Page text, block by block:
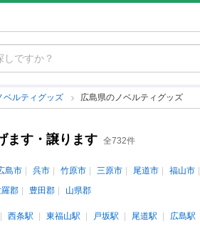
ベルティグッズ 広島県のノベルティグッズ
ます・譲ります 全732件
島市 呉市 竹原市 三原市 尾道市 福山市
郡 豊田郡 山県郡
西条駅 東福山駅 戸坂駅 尾道駅 広島駅